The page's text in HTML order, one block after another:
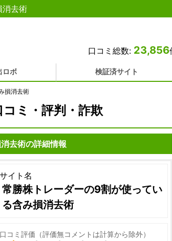
消去術
口コミ総数: 23,856
ロボ 検証済サイト
損消去術
ミ・評判・詐欺
去術の詳細情報
サイト名
常勝株トレーダーの9割が使ってい
る含み損消去術
口コミ評価（評価無コメントは計算から除外）